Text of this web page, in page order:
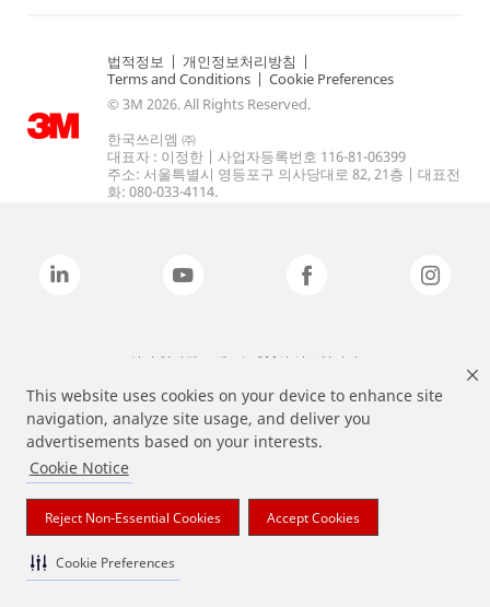
This website uses cookies on your device to enhance site
navigation, analyze site usage, and deliver you
advertisements based on your interests.
Cookie Notice
Reject Non-Essential Cookies Accept Cookies
Cookie Preferences
법적정보 | 개인정보처리방침 |
Terms and Conditions | Cookie Preferences
© 3M 2026. All Rights Reserved.
한국쓰리엠 ㈜
대표자 : 이정한 | 사업자등록번호 116-81-06399
주소: 서울특별시 영등포구 의사당대로 82, 21층 | 대표전
화: 080-033-4114.
상기 열거된 브랜드는 3M의 상표입니다.